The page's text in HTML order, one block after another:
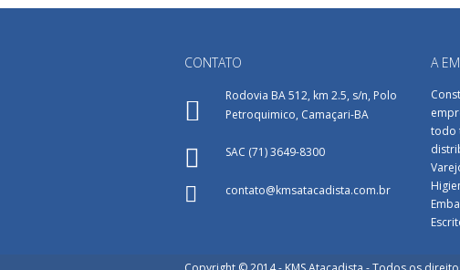
CONTATO
Rodovia BA 512, km 2.5, s/n, Polo
Petroquimico, Camaçari-BA
SAC (71) 3649-8300
contato@kmsatacadista.com.br
A
todo